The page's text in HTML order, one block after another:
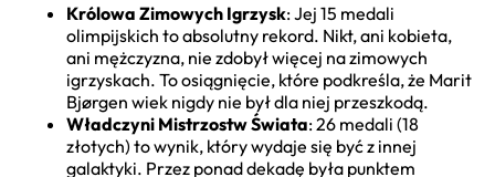
Królowa Zimowych Igrzysk: Jej 15 medali
olimpijskich to absolutny rekord. Nikt, ani kobieta,
ani mężczyzna, nie zdobył więcej na zimowych
igrzyskach. To osiągnięcie, które podkreśla, że Marit
Bjørgen wiek nigdy nie był dla niej przeszkodą.
Władczyni Mistrzostw Świata: 26 medali (18
złotych) to wynik, który wydaje się być z innej
galaktyki. Przez ponad dekadę była punktem